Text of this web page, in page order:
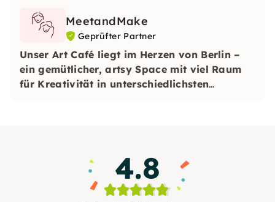
MeetandMake
Geprüfter Partner
Unser Art Café liegt im Herzen von Berlin –
ein gemütlicher, artsy Space mit viel Raum
für Kreativität in unterschiedlichsten
4.8